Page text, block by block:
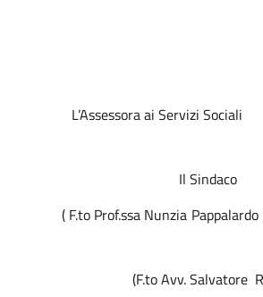
L’Assessora ai Servizi Sociali
Il Sindaco
( F.to Prof.ssa Nunzia Pappalardo
(F.to Avv. Salvatore